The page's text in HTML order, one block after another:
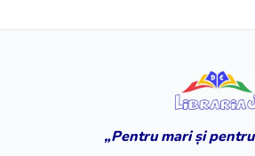
„Pentru mari și